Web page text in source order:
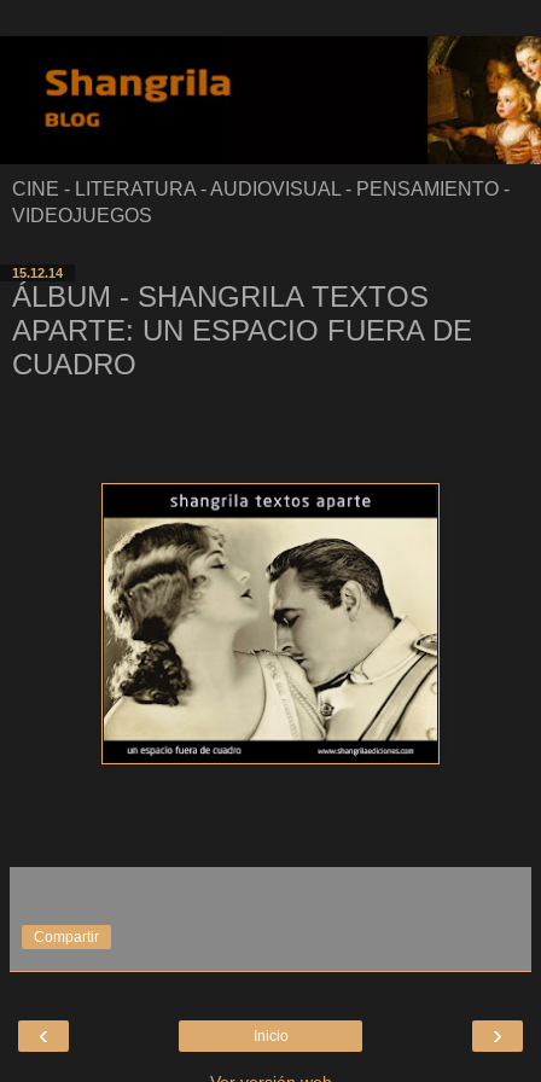
CINE - LITERATURA - AUDIOVISUAL - PENSAMIENTO -
VIDEOJUEGOS
15.12.14
ÁLBUM - SHANGRILA TEXTOS
APARTE: UN ESPACIO FUERA DE
CUADRO
Compartir
‹ ›
Inicio